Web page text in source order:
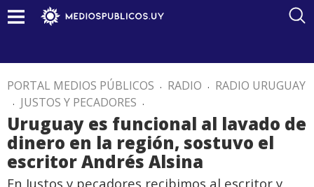
PORTAL MEDIOS PÚBLICOS . RADIO . RADIO URUGUAY
. JUSTOS Y PECADORES .
Uruguay es funcional al lavado de
dinero en la región, sostuvo el
escritor Andrés Alsina
En Justos y pecadores recibimos al escritor y